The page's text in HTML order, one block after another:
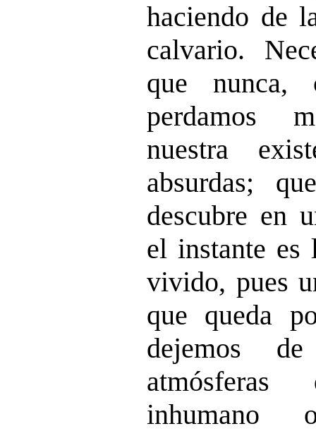
haciendo de
calvario.
que nunca,
perdamos
nuestra
absurdas;
descubre en
el instante es
vivido, pues
que queda
dejemos
inhumano